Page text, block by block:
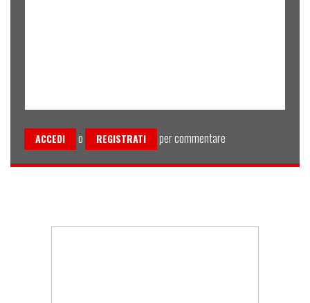
ACCEDI o REGISTRATI per commentare